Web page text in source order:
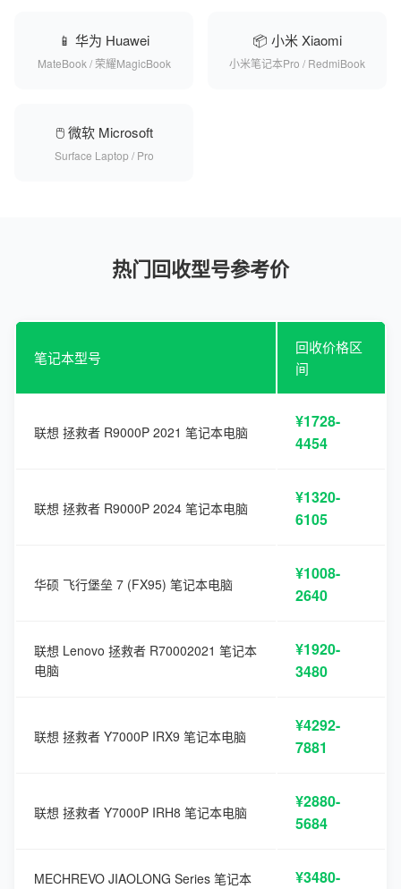
📱 华为 Huawei
MateBook / 荣耀MagicBook
📦 小米 Xiaomi
小米笔记本Pro / RedmiBook
🖱️ 微软 Microsoft
Surface Laptop / Pro
热门回收型号参考价
笔记本型号
回收价格区
间
联想 拯救者 R9000P 2021 笔记本电脑
¥1728-
4454
联想 拯救者 R9000P 2024 笔记本电脑
¥1320-
6105
华硕 飞行堡垒 7 (FX95) 笔记本电脑
¥1008-
2640
联想 Lenovo 拯救者 R70002021 笔记本
电脑
¥1920-
3480
联想 拯救者 Y7000P IRX9 笔记本电脑
¥4292-
7881
联想 拯救者 Y7000P IRH8 笔记本电脑
¥2880-
5684
MECHREVO JIAOLONG Series 笔记本
¥3480-